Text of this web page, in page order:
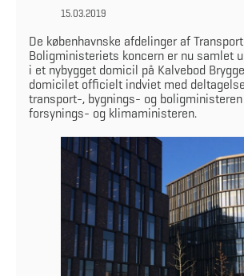
15.03.2019
De københavnske afdelinger af
Boligministeriets koncern er nu samlet
i et nybygget domicil på Kalvebod
domicilet officielt indviet med
transport-, bygnings- og
forsynings- og klimaministeren.